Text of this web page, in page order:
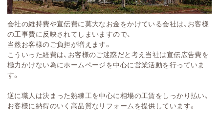
会社の維持費や宣伝費に莫大なお金をかけている会社は、お客様
の工事費に反映されてしまいますので、
当然お客様のご負担が増えます。
こういった経費は、お客様のご迷惑だと考え当社は宣伝広告費を
極力かけない為にホームページを中心に営業活動を行っていま
す。
逆に職人は決まった熟練工を中心に相場の工賃をしっかり払い、
お客様に納得のいく高品質なリフォームを提供しています。